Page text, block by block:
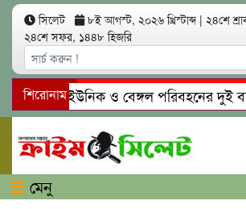
সিলেট ৮ই আগস্ট, ২০২৬ খ্রিস্টাব্দ | ২৪শে
২৪শে সফর, ১৪৪৮ হিজরি
শিরোনাম
সিলেটে ইউনিক ও বেঙ্গল পরিবহনের দুই
গোয়াইনঘাটে প্রেমের ফাঁদে তরুণী পাচার:
মেনু